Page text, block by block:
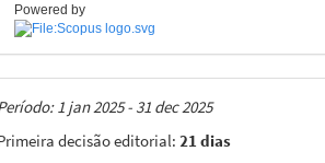
Powered by
1 jan 2025 - 31 dec 2025
decisão editorial: 21 dias